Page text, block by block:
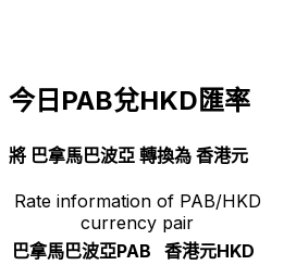
今日PAB兌HKD匯率
將 巴拿馬巴波亞 轉換為 香港元
Rate information of PAB/HKD
currency pair
巴拿馬巴波亞PAB 香港元HKD